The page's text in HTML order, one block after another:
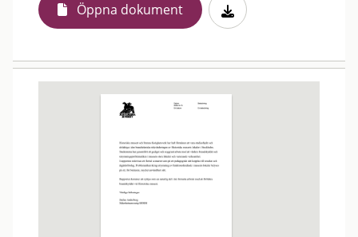
Öppna dokument